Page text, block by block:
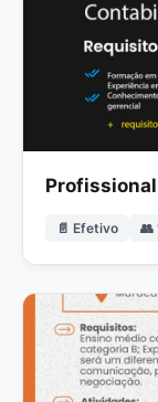
📄 Efetivo 👥